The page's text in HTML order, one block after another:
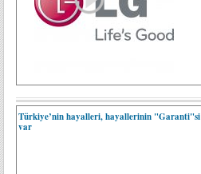
Türkiye’nin hayalleri, hayallerinin "Garanti"si
var